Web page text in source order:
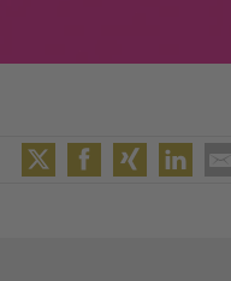
TwitterXING